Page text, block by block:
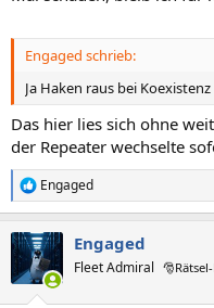
Engaged schrieb:
Ja Haken raus bei
Das hier lies sich ohne
der Repeater wechselte
R
e
k
t
i
Engaged
Engaged
Fleet Admiral 🎅Rätsel-